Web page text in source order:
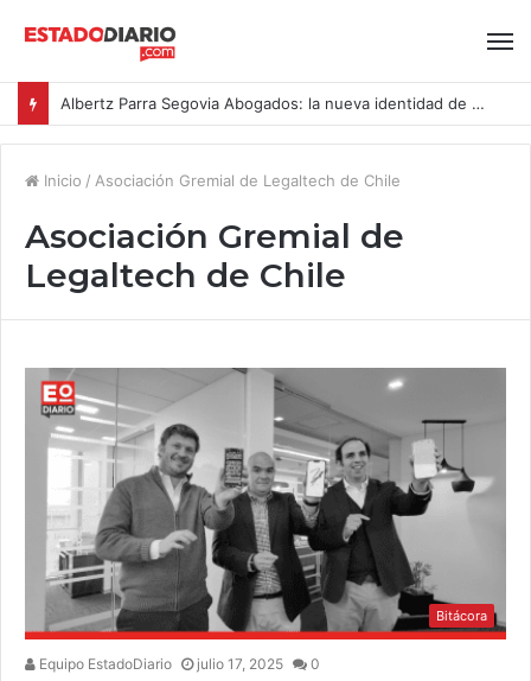
Albertz Parra Segovia Abogados: la nueva identidad de Segovia Consulting
Inicio / Asociación Gremial de Legaltech de Chile
Asociación Gremial de
Legaltech de Chile
Bitácora
Equipo EstadoDiario julio 17, 2025 0